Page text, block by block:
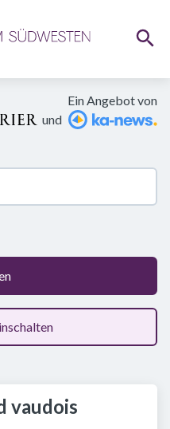
Ein Angebot von
und
vaudois